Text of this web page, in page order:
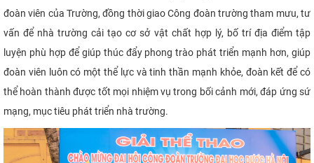
đoàn viên của Trường, đồng thời giao Công đoàn trường tham mưu, tư
vấn để nhà trường cải tạo cơ sở vật chất hợp lý, bố trí địa điểm tập
luyện phù hợp để giúp thúc đẩy phong trào phát triển mạnh hơn, giúp
đoàn viên luôn có một thể lực và tinh thần mạnh khỏe, đoàn kết để có
thể hoàn thành được tốt mọi nhiệm vụ trong bối cảnh mới, đáp ứng sứ
mạng, mục tiêu phát triển nhà trường.